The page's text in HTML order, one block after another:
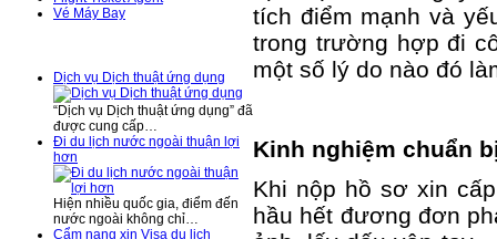
Vé Máy Bay
Dịch vụ Dịch thuật ứng dụng
“Dịch vụ Dịch thuật ứng dụng” đã
được cung cấp…
Đi du lịch nước ngoài thuận lợi
hơn
Hiện nhiều quốc gia, điểm đến
nước ngoài không chỉ…
Cẩm nang xin Visa du lịch
tích điểm mạnh và
trong trường hợp đi
một số lý do nào đó
Kinh nghiệm chuẩn
Khi nộp hồ sơ xin
hầu hết đương đơn